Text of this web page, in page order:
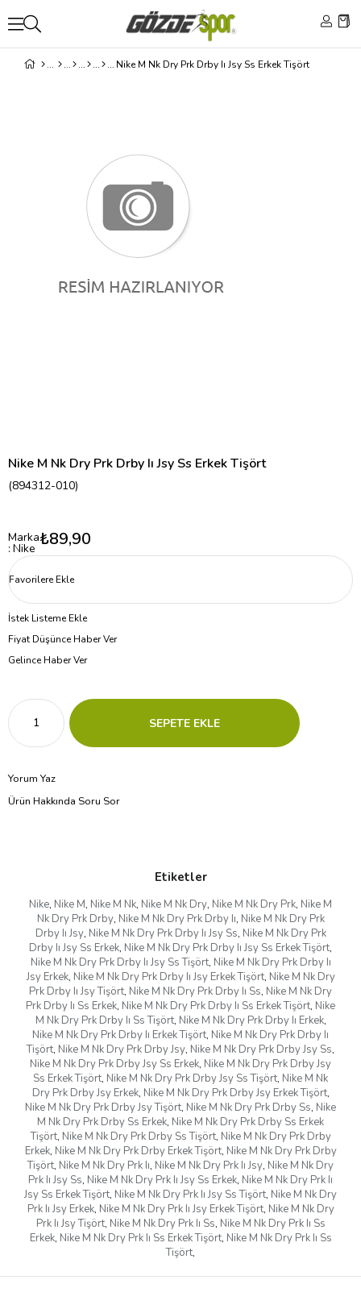
Nike M Nk Dry Prk Drby Iı Jsy Ss Erkek Tişört
Nike M Nk Dry Prk Drby Iı Jsy Ss Erkek Tişört
(894312-010)
Marka
: Nike ₺89,90
Favorilere Ekle
İstek Listeme Ekle
Fiyat Düşünce Haber Ver
Gelince Haber Ver
Yorum Yaz
Ürün Hakkında Soru Sor
Etiketler
Nike, Nike M, Nike M Nk, Nike M Nk Dry, Nike M Nk Dry Prk, Nike M
Nk Dry Prk Drby, Nike M Nk Dry Prk Drby Iı, Nike M Nk Dry Prk
Drby Iı Jsy, Nike M Nk Dry Prk Drby Iı Jsy Ss, Nike M Nk Dry Prk
Drby Iı Jsy Ss Erkek, Nike M Nk Dry Prk Drby Iı Jsy Ss Erkek Tişört,
Nike M Nk Dry Prk Drby Iı Jsy Ss Tişört, Nike M Nk Dry Prk Drby Iı
Jsy Erkek, Nike M Nk Dry Prk Drby Iı Jsy Erkek Tişört, Nike M Nk Dry
Prk Drby Iı Jsy Tişört, Nike M Nk Dry Prk Drby Iı Ss, Nike M Nk Dry
Prk Drby Iı Ss Erkek, Nike M Nk Dry Prk Drby Iı Ss Erkek Tişört, Nike
M Nk Dry Prk Drby Iı Ss Tişört, Nike M Nk Dry Prk Drby Iı Erkek,
Nike M Nk Dry Prk Drby Iı Erkek Tişört, Nike M Nk Dry Prk Drby Iı
Tişört, Nike M Nk Dry Prk Drby Jsy, Nike M Nk Dry Prk Drby Jsy Ss,
Nike M Nk Dry Prk Drby Jsy Ss Erkek, Nike M Nk Dry Prk Drby Jsy
Ss Erkek Tişört, Nike M Nk Dry Prk Drby Jsy Ss Tişört, Nike M Nk
Dry Prk Drby Jsy Erkek, Nike M Nk Dry Prk Drby Jsy Erkek Tişört,
Nike M Nk Dry Prk Drby Jsy Tişört, Nike M Nk Dry Prk Drby Ss, Nike
M Nk Dry Prk Drby Ss Erkek, Nike M Nk Dry Prk Drby Ss Erkek
Tişört, Nike M Nk Dry Prk Drby Ss Tişört, Nike M Nk Dry Prk Drby
Erkek, Nike M Nk Dry Prk Drby Erkek Tişört, Nike M Nk Dry Prk Drby
Tişört, Nike M Nk Dry Prk Iı, Nike M Nk Dry Prk Iı Jsy, Nike M Nk Dry
Prk Iı Jsy Ss, Nike M Nk Dry Prk Iı Jsy Ss Erkek, Nike M Nk Dry Prk Iı
Jsy Ss Erkek Tişört, Nike M Nk Dry Prk Iı Jsy Ss Tişört, Nike M Nk Dry
Prk Iı Jsy Erkek, Nike M Nk Dry Prk Iı Jsy Erkek Tişört, Nike M Nk Dry
Prk Iı Jsy Tişört, Nike M Nk Dry Prk Iı Ss, Nike M Nk Dry Prk Iı Ss
Erkek, Nike M Nk Dry Prk Iı Ss Erkek Tişört, Nike M Nk Dry Prk Iı Ss
Tişört,